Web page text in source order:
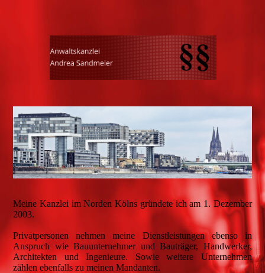
Meine Kanzlei im Norden Kölns gründete ich am 1. Dezember
2003.
Privatpersonen nehmen meine Dienstleistungen ebenso in
Anspruch wie Bauunternehmer und Bauträger, Handwerker,
Architekten und Ingenieure. Sowie weitere Unternehmen
zählen ebenfalls zu meinen Mandanten.